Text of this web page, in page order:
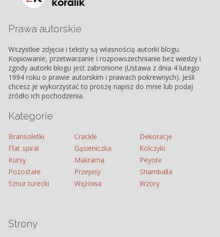
Prawa autorskie
Wszystkie zdjęcia i teksty są własnością autorki blogu.
Kopiowanie, przetwarzanie i rozpowszechnianie bez wiedzy i
zgody autorki blogu jest zabronione (Ustawa z dnia 4 lutego
1994 roku o prawie autorskim i prawach pokrewnych). Jeśli
chcesz je wykorzystać to proszę napisz do mnie lub podaj
źródło ich pochodzenia.
Kategorie
Bransoletki Crackle
Dekoracje
Flat spiral
Gąsieniczka
Kolczyki
Kursy
Makrama
Peyote
Pozostałe
Przepisy
Shamballa
Sznur turecki
Wężowa Wzory
Strony